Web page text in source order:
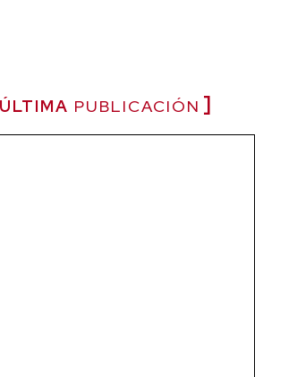
ÚLTIMA PUBLICACIÓN